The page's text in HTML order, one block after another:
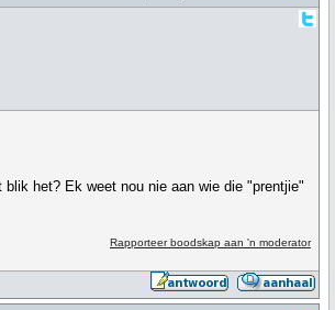
het? Ek weet nou nie aan wie die "prentjie"
Rapporteer boodskap aan 'n moderator